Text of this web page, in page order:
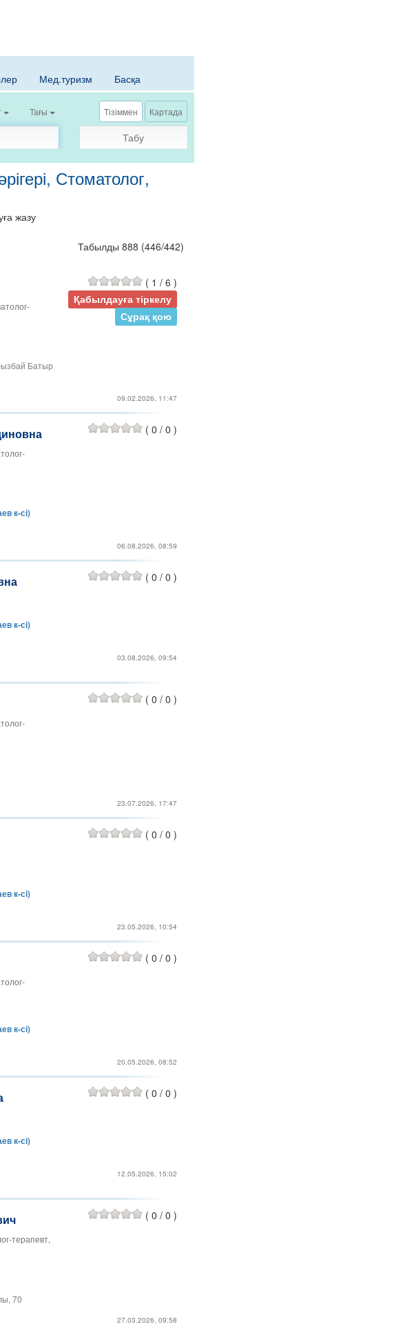
Мед.туризм Басқа
Тағы Тізіммен Картада
Табу
Стоматолог,
жазу
Табылды 888 (446/442)
Батыр
( 1 / 6 )
Қабылдауға тіркелу
Сұрақ қою
09.02.2026, 11:47
к-сі)
( 0 / 0 )
06.08.2026, 08:59
к-сі)
( 0 / 0 )
03.08.2026, 09:54
( 0 / 0 )
23.07.2026, 17:47
к-сі)
( 0 / 0 )
23.05.2026, 10:54
к-сі)
( 0 / 0 )
20.05.2026, 08:52
к-сі)
( 0 / 0 )
12.05.2026, 15:02
терапевт,
70
( 0 / 0 )
27.03.2026, 09:58